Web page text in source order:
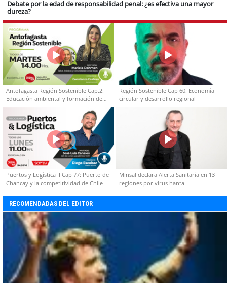
Debate por la edad de responsabilidad penal: ¿es efectiva una mayor
dureza?
Antofagasta Región Sostenible Cap.2:
Educación ambiental y formación de
capacidades técnicas
Región Sostenible Cap 60: Economía
circular y desarrollo regional
Puertos y Logística II Cap 77: Puerto de
Chancay y la competitividad de Chile
Minsal declara Alerta Sanitaria en 13
regiones por virus hanta
RECOMENDADAS DEL EDITOR